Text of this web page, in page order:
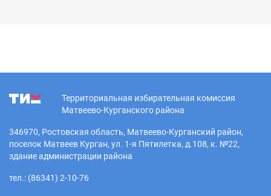
Территориальная избирательная комиссия
Матвеево-Курганского района
346970, Ростовская область, Матвеево-Курганский район,
поселок Матвеев Курган, ул. 1-я Пятилетка, д.108, к. №22,
здание администрации района
тел.: (86341) 2-10-76